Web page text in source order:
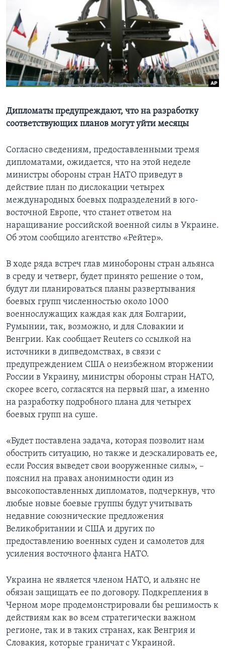
Learning English
СОЦИАЛЬНЫЕ СЕТИ
Дипломаты предупреждают, что на разработку
соответствующих планов могут уйти месяцы
Согласно сведениям, предоставленными тремя
дипломатами, ожидается, что на этой неделе
министры обороны стран НАТО приведут в
действие план по дислокации четырех
международных боевых подразделений в юго-
восточной Европе, что станет ответом на
наращивание российской военной силы в Украине.
Об этом сообщило агентство «Рейтер».
В ходе ряда встреч глав минобороны стран aльянса
в среду и четверг, будет принято решение о том,
будут ли планироваться планы развертывания
боевых групп численностью около 1000
военнослужащих каждая как для Болгарии,
Румынии, так, возможно, и для Словакии и
Венгрии. Как сообщает Reuters со ссылкой на
источники в дипведомствах, в связи с
предупреждением США о неизбежном вторжении
России в Украину, министры обороны стран НАТО,
скорее всего, согласятся на первый шаг, а именно
на разработку подробного плана для четырех
боевых групп на суше.
«Будет поставлена задача, которая позволит нам
обострить ситуацию, но также и деэскалировать ее,
если Россия выведет свои вооруженные силы», –
пояснил на правах анонимности один из
высокопоставленных дипломатов, подчеркнув, что
любые новые боевые группы будут учитывать
недавние союзнические предложения
Великобритании и США и других по
предоставлению военных суден и самолетов для
усиления восточного фланга НАТО.
Украина не является членом НАТО, и альянс не
обязан защищать ее по договору. Подкрепления в
Черном море продемонстрировали бы решимость к
действиям как во всем стратегически важном
регионе, так и в таких странах, как Венгрия и
Словакия, которые граничат с Украиной.